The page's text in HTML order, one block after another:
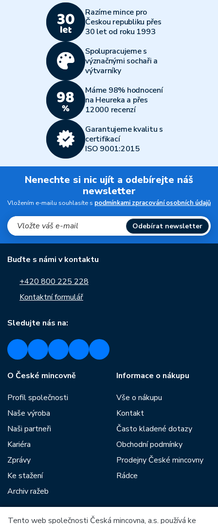
Razíme mince pro
Českou republiku přes
30 let od roku 1993
Spolupracujeme s
význačnými sochaři a
výtvarníky
Máme 98% hodnocení
na Heureka a přes
12000 recenzí
Garantujeme kvalitu s
certifikací
ISO 9001:2015
Nenechte si nic ujít a odebírejte náš
newsletter
Vložením e-mailu souhlasíte s podmínkami zpracování osobních údajů
Odebírat newsletter
Buďte s námi v kontaktu
+420 800 225 228
Kontaktní formulář
Sledujte nás na:
O České mincovně
Profil společnosti
Naše výroba
Naši partneři
Kariéra
Zprávy
Ke stažení
Archiv ražeb
Informace o nákupu
Vše o nákupu
Kontakt
Často kladené dotazy
Obchodní podmínky
Prodejny České mincovny
Rádce
Mezi naše partnery patří:
Tento web společnosti Česká mincovna, a.s. používá ke